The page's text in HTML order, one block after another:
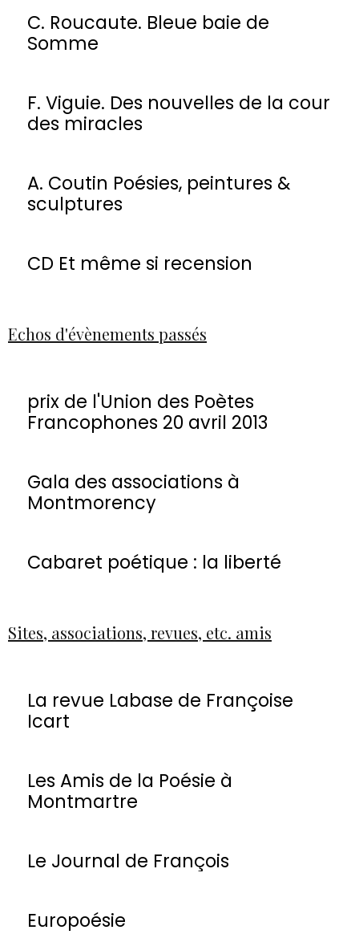
C. Roucaute. Bleue baie de
Somme
F. Viguie. Des nouvelles de la cour
des miracles
A. Coutin Poésies, peintures &
sculptures
CD Et même si recension
Echos d'évènements passés
prix de l'Union des Poètes
Francophones 20 avril 2013
Gala des associations à
Montmorency
Cabaret poétique : la liberté
Sites, associations, revues, etc. amis
La revue Labase de Françoise
Icart
Les Amis de la Poésie à
Montmartre
Le Journal de François
Europoésie